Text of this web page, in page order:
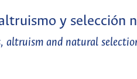
y selección
altruism and natural